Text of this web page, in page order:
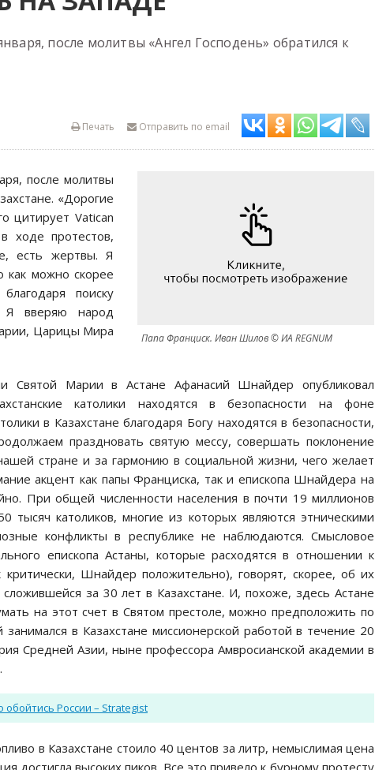
после молитвы «Ангел Господень» обратился к
Отправить по email
Печать
Папа Франциск. Иван Шилов © ИА REGNUM
после молитвы
«Дорогие
цитирует Vatican
ходе протестов,
есть жертвы. Я
можно скорее
поиску
Я вверяю народ
Царицы Мира
Святой Марии в Астане Афанасий Шнайдер опубликовал
католики находятся в безопасности на фоне
в Казахстане благодаря Богу находятся в безопасности,
праздновать святую мессу, совершать поклонение
стране и за гармонию в социальной жизни, чего желает
акцент как папы Франциска, так и епископа Шнайдера на
При общей численности населения в почти 19 миллионов
тысяч католиков, многие из которых являются этническими
конфликты в республике не наблюдаются. Смысловое
епископа Астаны, которые расходятся в отношении к
критически, Шнайдер положительно), говорят, скорее, об их
за 30 лет в Казахстане. И, похоже, здесь Астане
на этот счет в Святом престоле, можно предположить по
в Казахстане миссионерской работой в течение 20
Средней Азии, ныне профессора Амвросианской академии в
России – Strategist
в Казахстане стоило 40 центов за литр, немыслимая цена
достигла высоких пиков. Все это привело к бурному протесту